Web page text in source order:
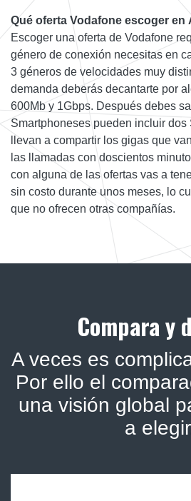
Qué oferta Vodafone escoger en
Escoger una oferta de Vodafone
género de conexión necesitas en
3 géneros de velocidades muy
demanda deberás decantarte por
600Mb y 1Gbps. Después debes
Smartphoneses pueden incluir dos
llevan a compartir los gigas que
las llamadas con doscientos
con alguna de las ofertas vas a
sin costo durante unos meses, lo
que no ofrecen otras compañías.
Compara y
A veces es
Por ello el
una visión global
a